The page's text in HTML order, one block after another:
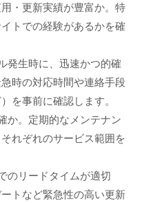
・更新実績が豊富か。特
トでの経験があるかを確
発生時に、迅速かつ的確
時の対応時間や連絡手段
を事前に確認します。
か。定期的なメンテナン
れぞれのサービス範囲を
のリードタイムが適切
トなど緊急性の高い更新